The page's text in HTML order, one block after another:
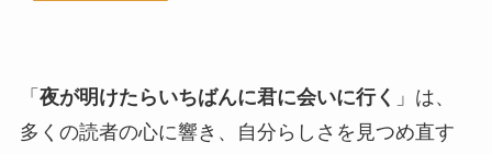
「 夜が明けたらいちばんに君に会いに行く 」は、
多くの読者の心に響き、自分らしさを見つめ直す